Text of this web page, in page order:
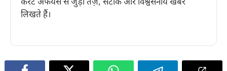
करंट अफेयर्स से जुड़ी तेज़, सटीक और विश्वसनीय खबरें
लिखते हैं।